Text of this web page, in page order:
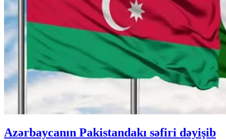
Azərbaycanın Pakistandakı səfiri dəyişib